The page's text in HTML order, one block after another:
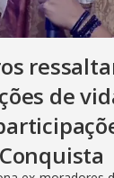
de